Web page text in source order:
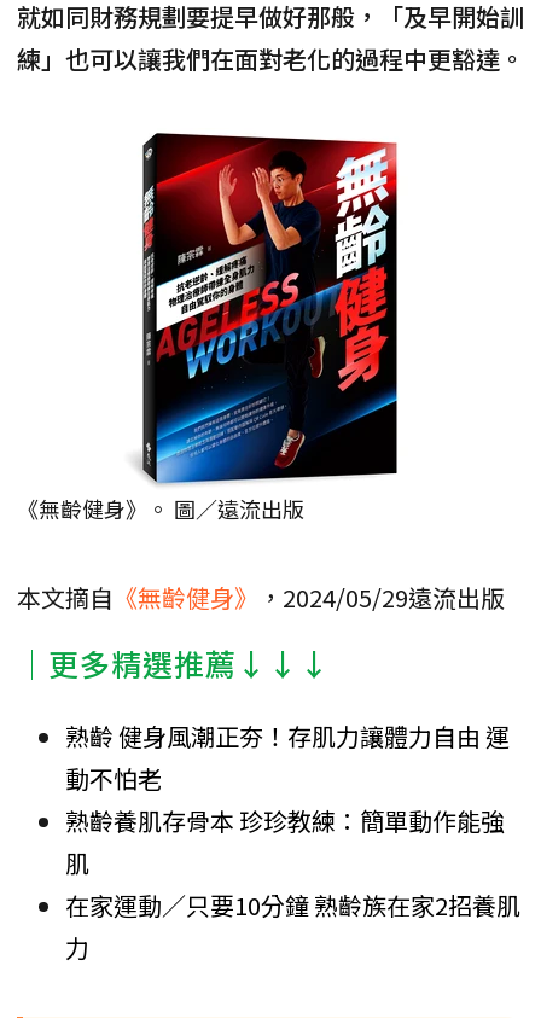
就如同財務規劃要提早做好那般，「及早開始訓
練」也可以讓我們在面對老化的過程中更豁達。
《無齡健身》。 圖／遠流出版
本文摘自 《無齡健身》 ，2024/05/29遠流出版
│更多精選推薦↓↓↓
熟齡 健身風潮正夯！存肌力讓體力自由 運
動不怕老
熟齡養肌存骨本 珍珍教練：簡單動作能強
肌
在家運動／只要10分鐘 熟齡族在家2招養肌
力